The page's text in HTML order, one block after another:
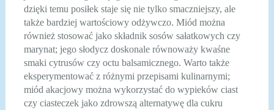
dzięki temu posiłek staje się nie tylko smaczniejszy, ale
także bardziej wartościowy odżywczo. Miód można
również stosować jako składnik sosów sałatkowych czy
marynat; jego słodycz doskonale równoważy kwaśne
smaki cytrusów czy octu balsamicznego. Warto także
eksperymentować z różnymi przepisami kulinarnymi;
miód akacjowy można wykorzystać do wypieków ciast
czy ciasteczek jako zdrowszą alternatywę dla cukru